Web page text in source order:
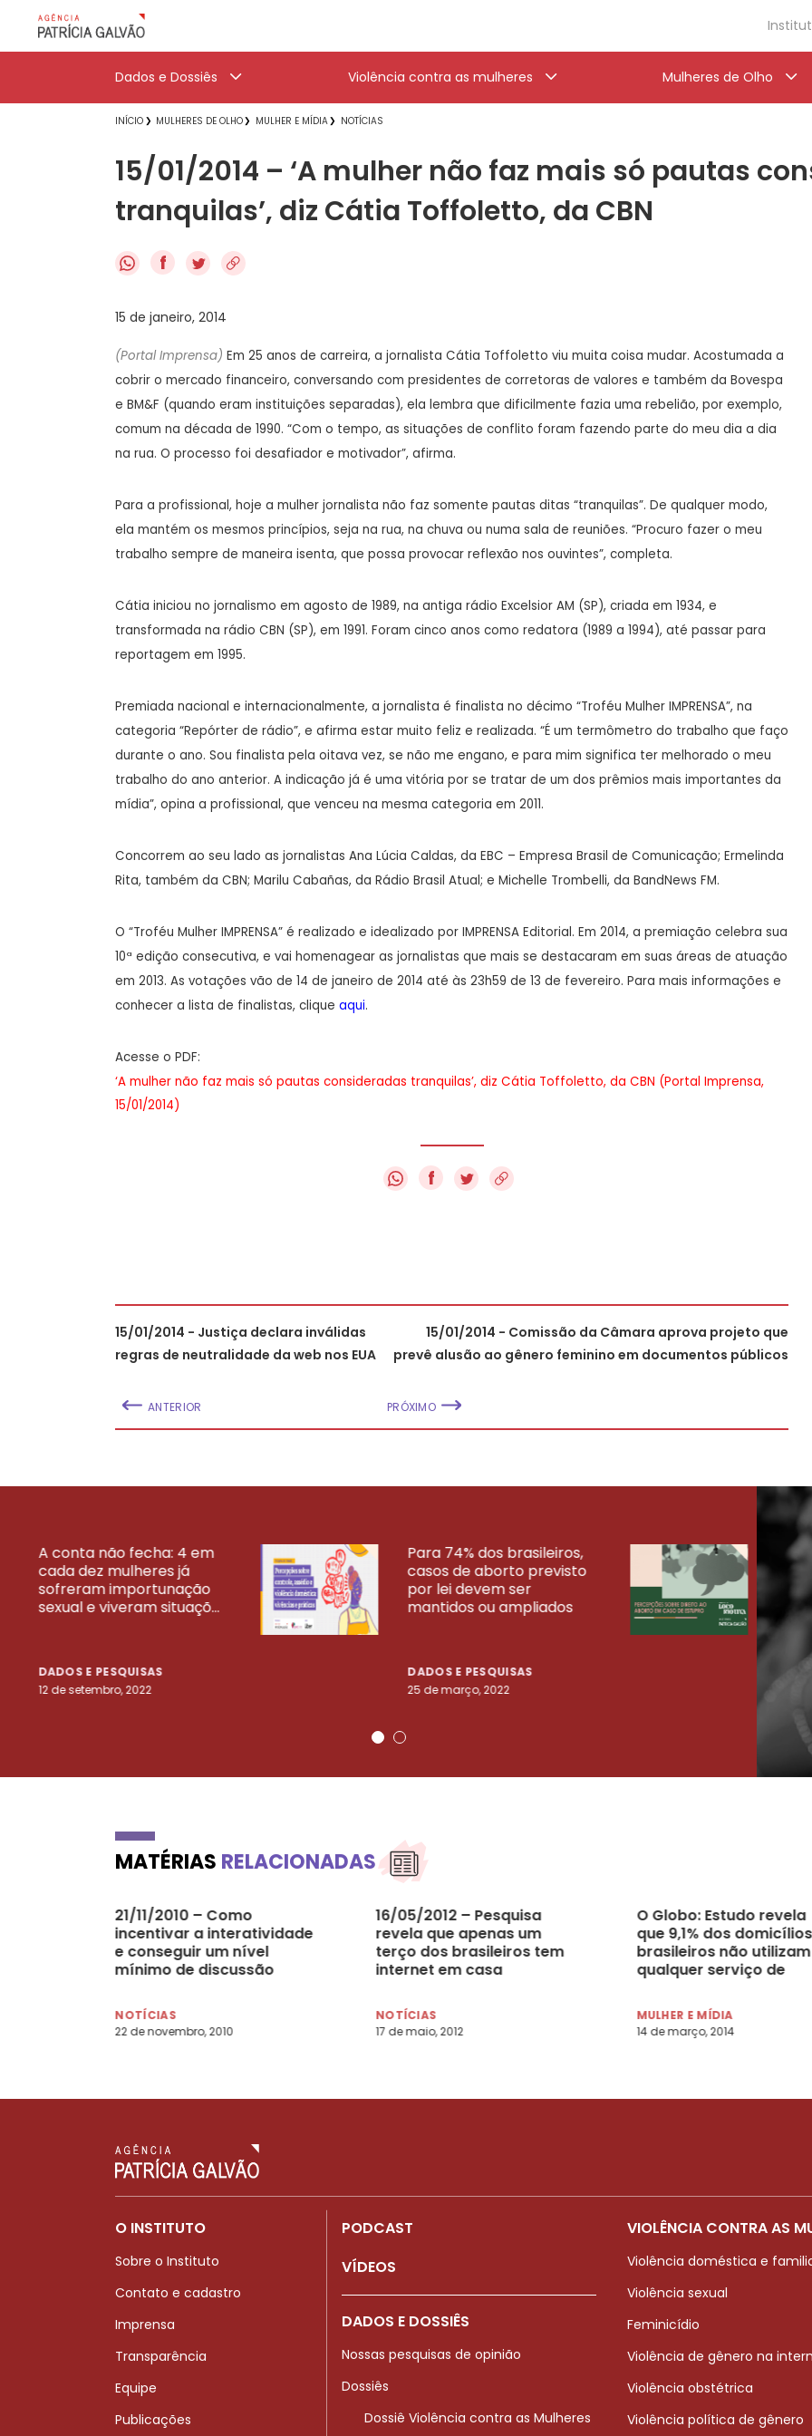
Dados e Dossiês Violência contra as mulheres Mulheres de Olho
INÍCIO MULHERES DE OLHO MULHER E MÍDIA NOTÍCIAS
15/01/2014 – ‘A mulher não faz mais só pautas
tranquilas’, diz Cátia Toffoletto, da CBN
f
15 de janeiro, 2014
(Portal Imprensa) Em 25 anos de carreira, a jornalista Cátia Toffoletto viu muita coisa mudar. Acostumada a
cobrir o mercado financeiro, conversando com presidentes de corretoras de valores e também da Bovespa
e BM&F (quando eram instituições separadas), ela lembra que dificilmente fazia uma rebelião, por exemplo,
comum na década de 1990. “Com o tempo, as situações de conflito foram fazendo parte do meu dia a dia
na rua. O processo foi desafiador e motivador”, afirma.
Para a profissional, hoje a mulher jornalista não faz somente pautas ditas “tranquilas”. De qualquer modo,
ela mantém os mesmos princípios, seja na rua, na chuva ou numa sala de reuniões. “Procuro fazer o meu
trabalho sempre de maneira isenta, que possa provocar reflexão nos ouvintes”, completa.
Cátia iniciou no jornalismo em agosto de 1989, na antiga rádio Excelsior AM (SP), criada em 1934, e
transformada na rádio CBN (SP), em 1991. Foram cinco anos como redatora (1989 a 1994), até passar para
reportagem em 1995.
Premiada nacional e internacionalmente, a jornalista é finalista no décimo “Troféu Mulher IMPRENSA”, na
categoria “Repórter de rádio”, e afirma estar muito feliz e realizada. “É um termômetro do trabalho que faço
durante o ano. Sou finalista pela oitava vez, se não me engano, e para mim significa ter melhorado o meu
trabalho do ano anterior. A indicação já é uma vitória por se tratar de um dos prêmios mais importantes da
mídia”, opina a profissional, que venceu na mesma categoria em 2011.
Concorrem ao seu lado as jornalistas Ana Lúcia Caldas, da EBC – Empresa Brasil de Comunicação; Ermelinda
Rita, também da CBN; Marilu Cabañas, da Rádio Brasil Atual; e Michelle Trombelli, da BandNews FM.
O “Troféu Mulher IMPRENSA” é realizado e idealizado por IMPRENSA Editorial. Em 2014, a premiação celebra sua
10ª edição consecutiva, e vai homenagear as jornalistas que mais se destacaram em suas áreas de atuação
em 2013. As votações vão de 14 de janeiro de 2014 até às 23h59 de 13 de fevereiro. Para mais informações e
conhecer a lista de finalistas, clique aqui.
Acesse o PDF:
‘A mulher não faz mais só pautas consideradas tranquilas’, diz Cátia Toffoletto, da CBN (Portal Imprensa,
15/01/2014)
f
15/01/2014 - Justiça declara inválidas
regras de neutralidade da web nos EUA
ANTERIOR
15/01/2014 - Comissão da Câmara aprova projeto que
prevê alusão ao gênero feminino em documentos públicos
PRÓXIMO
A conta não fecha: 4 em
cada dez mulheres já
sofreram importunação
sexual e viveram situaçõ...
DADOS E PESQUISAS
12 de setembro, 2022
Para 74% dos brasileiros,
casos de aborto previsto
por lei devem ser
mantidos ou ampliados
DADOS E PESQUISAS
25 de março, 2022
23
VEJA MAIS PESQUISAS
MATÉRIAS RELACIONADAS
21/11/2010 – Como
incentivar a interatividade
e conseguir um nível
mínimo de discussão
NOTÍCIAS
22 de novembro, 2010
16/05/2012 – Pesquisa
revela que apenas um
terço dos brasileiros tem
internet em casa
NOTÍCIAS
17 de maio, 2012
O Globo: Estudo revela
que 9,1% dos domicílios
brasileiros não utilizam
qualquer serviço de
MULHER E MÍDIA
14 de março, 2014
O INSTITUTO
Sobre o Instituto
Contato e cadastro
Imprensa
Transparência
Equipe
Publicações
PODCAST
VÍDEOS
DADOS E DOSSIÊS
Nossas pesquisas de opinião
Dossiês
Dossiê Violência contra as Mulheres
VIOLÊNCIA CONTRA AS
Violência doméstica e
Violência sexual
Feminicídio
Violência de gênero na
Violência obstétrica
Violência política de gênero